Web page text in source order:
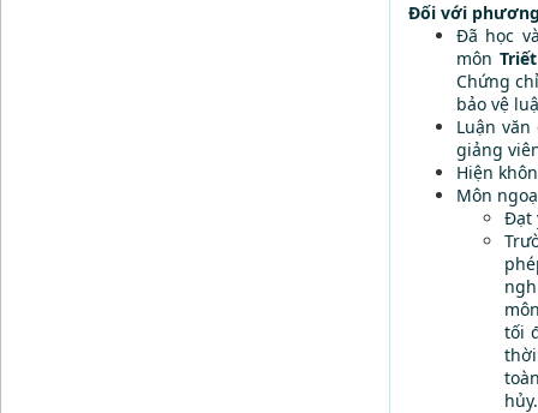
Đối với
Đã học
môn
Chứng
bảo vệ
Luận
giảng
Hiện
Môn
Đạt
tối
hủy.